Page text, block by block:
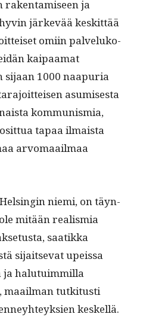
rak­en­tamiseen ja
järkevää keskit­tää
omi­in palveluko­
kaipaa­mat
sijaan 1000 naa­puria
asumis­es­ta
kom­mu­nis­mia,
tapaa ilmaista
arvo­maail­maa
nie­mi, on täyn­
mitään real­is­mia
saatik­ka
sijait­se­vat upeis­sa
ja halu­tu­im­mil­la
maail­man tutk­i­tusti
keskellä.